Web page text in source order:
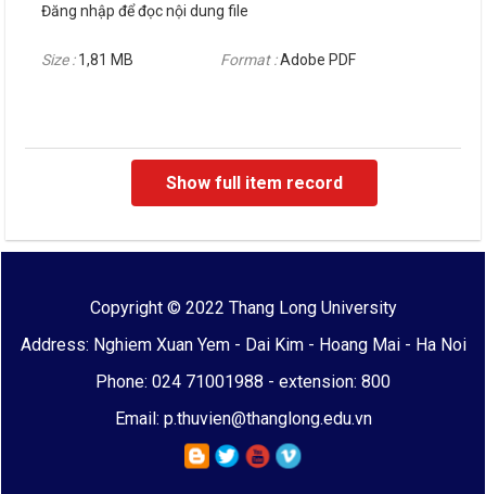
Đăng nhập để đọc nội dung file
Size :1,81 MB Format :Adobe PDF
Show full item record
Copyright © 2022 Thang Long University
Address: Nghiem Xuan Yem - Dai Kim - Hoang Mai - Ha Noi
Phone: 024 71001988 - extension: 800
Email: p.thuvien@thanglong.edu.vn